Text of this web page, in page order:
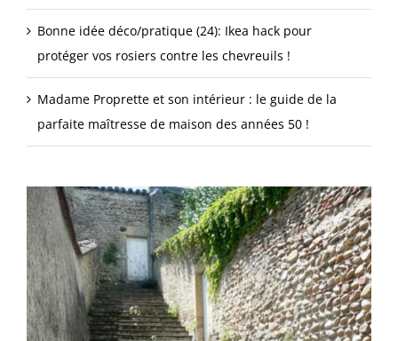
Bonne idée déco/pratique (24): Ikea hack pour
protéger vos rosiers contre les chevreuils !
Madame Proprette et son intérieur : le guide de la
parfaite maîtresse de maison des années 50 !